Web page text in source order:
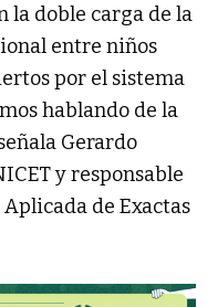
doble carga de la
entre niños
por el sistema
hablando de la
Gerardo
y responsable
de Exactas